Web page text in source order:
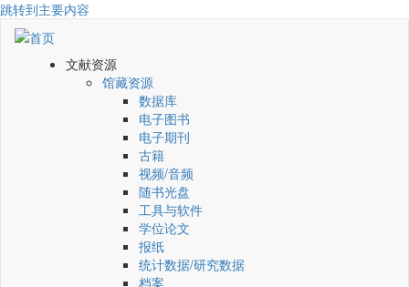
跳转到主要内容
文献资源
馆藏资源
数据库
电子图书
电子期刊
古籍
视频/音频
随书光盘
工具与软件
学位论文
报纸
统计数据/研究数据
档案